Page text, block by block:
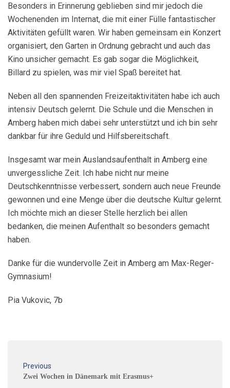
Besonders in Erinnerung geblieben sind mir jedoch die
Wochenenden im Internat, die mit einer Fülle fantastischer
Aktivitäten gefüllt waren. Wir haben gemeinsam ein Konzert
organisiert, den Garten in Ordnung gebracht und auch das
Kino unsicher gemacht. Es gab sogar die Möglichkeit,
Billard zu spielen, was mir viel Spaß bereitet hat.
Neben all den spannenden Freizeitaktivitäten habe ich auch
intensiv Deutsch gelernt. Die Schule und die Menschen in
Amberg haben mich dabei sehr unterstützt und ich bin sehr
dankbar für ihre Geduld und Hilfsbereitschaft.
Insgesamt war mein Auslandsaufenthalt in Amberg eine
unvergessliche Zeit. Ich habe nicht nur meine
Deutschkenntnisse verbessert, sondern auch neue Freunde
gewonnen und eine Menge über die deutsche Kultur gelernt.
Ich möchte mich an dieser Stelle herzlich bei allen
bedanken, die meinen Aufenthalt so besonders gemacht
haben.
Danke für die wundervolle Zeit in Amberg am Max-Reger-
Gymnasium!
Pia Vukovic, 7b
Previous
Zwei Wochen in Dänemark mit Erasmus+